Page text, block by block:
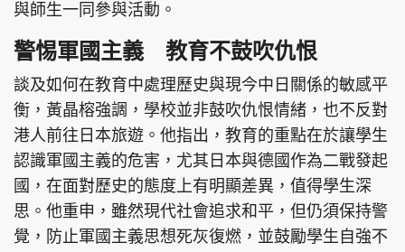
頭條日報 星島環球 The Standard
親子王 Oh!爸媽 JobMarket
頭條搵工 EDUPLUS
與師生一同參與活動。
警惕軍國主義 教育不鼓吹仇恨
談及如何在教育中處理歷史與現今中日關係的敏感平
衡，黃晶榕強調，學校並非鼓吹仇恨情緒，也不反對
港人前往日本旅遊。他指出，教育的重點在於讓學生
認識軍國主義的危害，尤其日本與德國作為二戰發起
國，在面對歷史的態度上有明顯差異，值得學生深
思。他重申，雖然現代社會追求和平，但仍須保持警
覺，防止軍國主義思想死灰復燃，並鼓勵學生自強不